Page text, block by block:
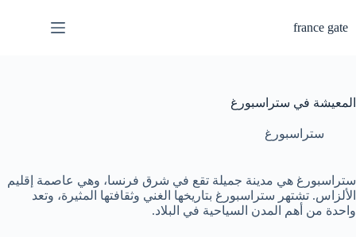
إلى
المحتوى
france gate
المعيشة في ستراسبورغ
ستراسبورغ
ستراسبورغ هي مدينة جميلة تقع في شرق فرنسا، وهي عاصمة إقليم
الألزاس. تشتهر ستراسبورغ بتاريخها الغني وثقافتها المثيرة، وتعد
واحدة من أهم المدن السياحية في البلاد.